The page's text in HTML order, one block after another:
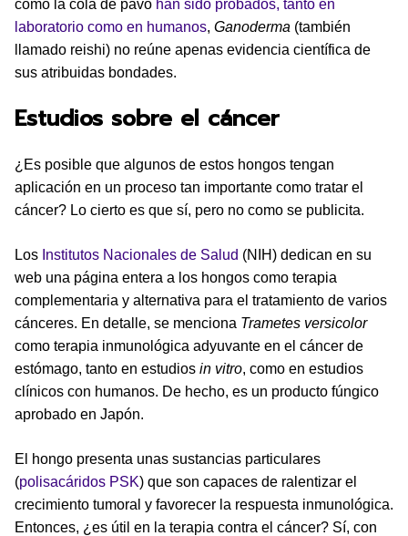
como la cola de pavo han sido probados, tanto en
laboratorio como en humanos, Ganoderma (también
llamado reishi) no reúne apenas evidencia científica de
sus atribuidas bondades.
Estudios sobre el cáncer
¿Es posible que algunos de estos hongos tengan
aplicación en un proceso tan importante como tratar el
cáncer? Lo cierto es que sí, pero no como se publicita.
Los Institutos Nacionales de Salud (NIH) dedican en su
web una página entera a los hongos como terapia
complementaria y alternativa para el tratamiento de varios
cánceres. En detalle, se menciona Trametes versicolor
como terapia inmunológica adyuvante en el cáncer de
estómago, tanto en estudios in vitro, como en estudios
clínicos con humanos. De hecho, es un producto fúngico
aprobado en Japón.
El hongo presenta unas sustancias particulares
(polisacáridos PSK) que son capaces de ralentizar el
crecimiento tumoral y favorecer la respuesta inmunológica.
Entonces, ¿es útil en la terapia contra el cáncer? Sí, con